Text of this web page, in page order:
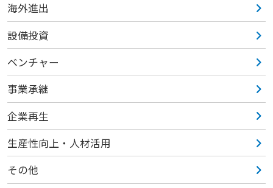
海外進出
設備投資
ベンチャー
事業承継
企業再生
生産性向上・人材活用
その他